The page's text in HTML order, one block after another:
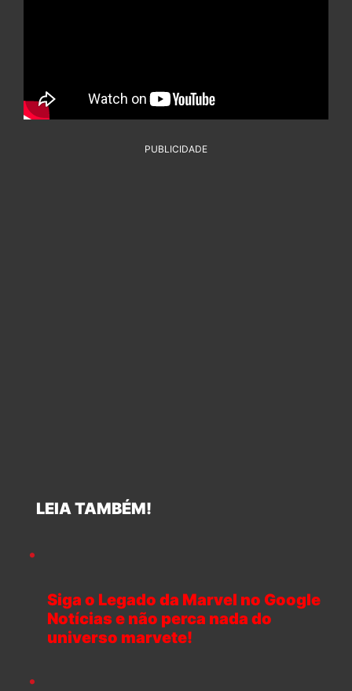
PUBLICIDADE
LEIA TAMBÉM!
Siga o Legado da Marvel no Google
Notícias e não perca nada do
universo marvete!